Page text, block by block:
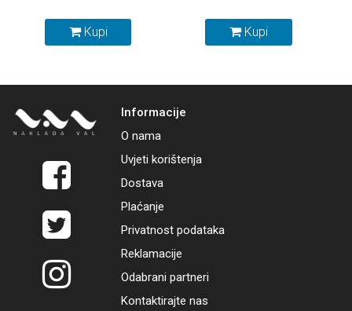
Kupi Kupi
Informacije
O nama
Uvjeti korištenja
Dostava
Plaćanje
Privatnost podataka
Reklamacije
Odabrani partneri
Kontaktirajte nas